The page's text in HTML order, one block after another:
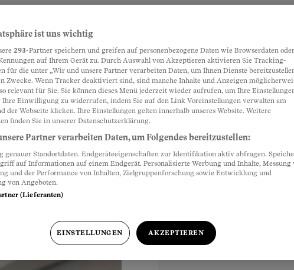
–
Geld. Andere
Business
ist uns wichtig
293-Partner speichern und greifen auf personenbezogene Daten wie Browserdaten oder
auf Ihrem Gerät zu. Durch Auswahl von Akzeptieren aktivieren Sie Tracking-
für die unter „Wir und unsere Partner verarbeiten Daten, um Ihnen Dienste
Zwecke. Wenn Tracker deaktiviert sind, sind manche Inhalte und Anzeigen
relevant für Sie. Sie können dieses Menü jederzeit wieder aufrufen, um Ihre
Ihre Einwilligung zu widerrufen, indem Sie auf den Link Voreinstellungen verwalten am
der Webseite klicken. Ihre Einstellungen gelten innerhalb unseres Website. Weitere
finden Sie in unserer Datenschutzerklärung.
Partner verarbeiten Daten, um Folgendes bereitzustellen:
genauer Standortdaten. Endgeräteeigenschaften zur Identifikation aktiv abfragen.
auf Informationen auf einem Endgerät. Personalisierte Werbung und Inhalte, Messung
und der Performance von Inhalten, Zielgruppenforschung sowie Entwicklung und
von Angeboten.
(Lieferanten)
EINSTELLUNGEN AKZEPTIEREN